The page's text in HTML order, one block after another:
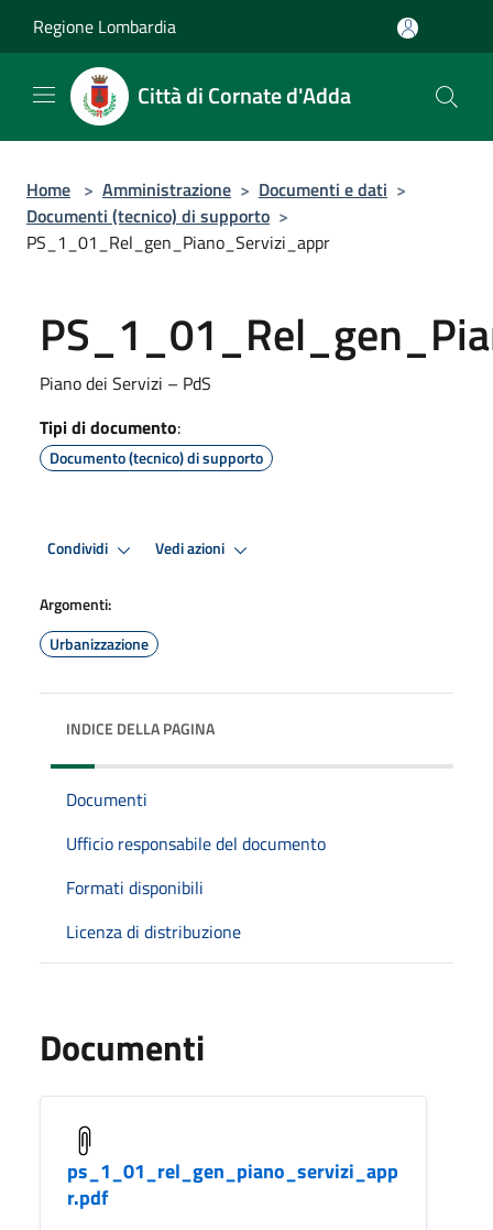
Regione Lombardia
Città di Cornate d'Adda
Home > Amministrazione > Documenti e dati >
Documenti (tecnico) di supporto >
PS_1_01_Rel_gen_Piano_Servizi_appr
Piano dei Servizi – PdS
Tipi di documento:
Documento (tecnico) di supporto
Condividi Vedi azioni
Argomenti:
Urbanizzazione
INDICE DELLA PAGINA
Documenti
Ufficio responsabile del documento
Formati disponibili
Licenza di distribuzione
Documenti
ps_1_01_rel_gen_piano_servizi_app
r.pdf